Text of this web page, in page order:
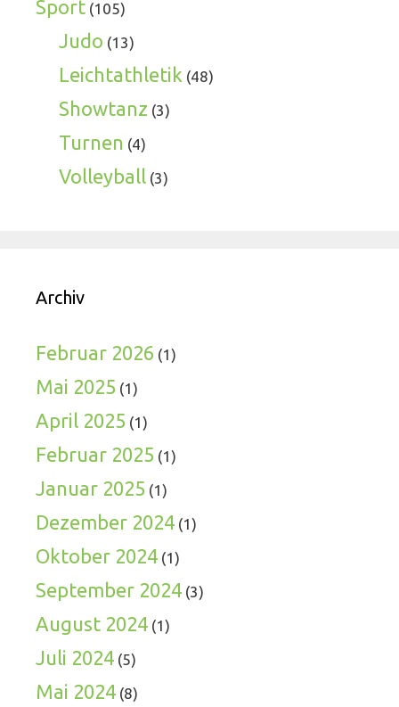
Sport (105)
Judo (13)
Leichtathletik (48)
Showtanz (3)
Turnen (4)
Volleyball(3)
Archiv
Februar 2026 (1)
Mai 2025 (1)
April 2025 (1)
Februar 2025 (1)
Januar 2025 (1)
Dezember 2024 (1)
Oktober 2024 (1)
September 2024 (3)
August 2024 (1)
Juli 2024 (5)
Mai 2024 (8)